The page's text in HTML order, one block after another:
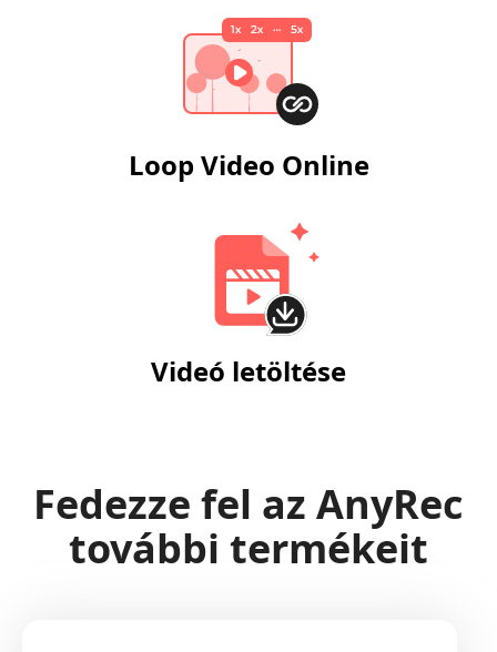
Loop Video Online
Videó letöltése
Fedezze fel az AnyRec
további termékeit